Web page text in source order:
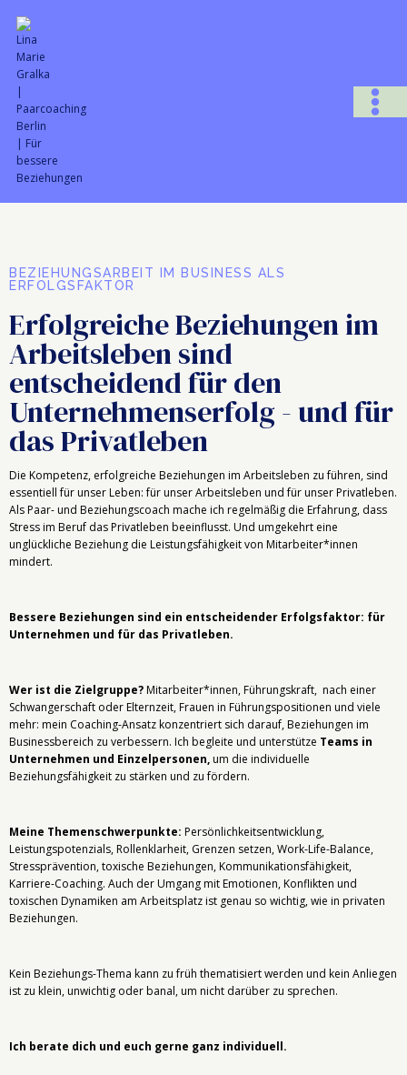
BEZIEHUNGSARBEIT IM BUSINESS ALS
ERFOLGSFAKTOR
Erfolgreiche Beziehungen im
Arbeitsleben sind
entscheidend für den
Unternehmenserfolg - und für
das Privatleben
Die Kompetenz, erfolgreiche Beziehungen im Arbeitsleben zu führen, sind
essentiell für unser Leben: für unser Arbeitsleben und für unser Privatleben.
Als Paar- und Beziehungscoach mache ich regelmäßig die Erfahrung, dass
Stress im Beruf das Privatleben beeinflusst. Und umgekehrt eine
unglückliche Beziehung die Leistungsfähigkeit von Mitarbeiter*innen
mindert.
Bessere Beziehungen sind ein entscheidender Erfolgsfaktor: für
Unternehmen und für das Privatleben.
Wer ist die Zielgruppe?Mitarbeiter*innen, Führungskraft, nach einer
Schwangerschaft oder Elternzeit, Frauen in Führungspositionen und viele
mehr: mein Coaching-Ansatz konzentriert sich darauf, Beziehungen im
Businessbereich zu verbessern. Ich begleite und unterstütze Teams in
Unternehmen und Einzelpersonen,um die individuelle
Beziehungsfähigkeit zu stärken und zu fördern.
Meine Themenschwerpunkte: Persönlichkeitsentwicklung,
Leistungspotenzials, Rollenklarheit, Grenzen setzen, Work-Life-Balance,
Stressprävention, toxische Beziehungen, Kommunikationsfähigkeit,
Karriere-Coaching. Auch der Umgang mit Emotionen, Konflikten und
toxischen Dynamiken am Arbeitsplatz ist genau so wichtig, wie in privaten
Beziehungen.
Kein Beziehungs-Thema kann zu früh thematisiert werden und kein Anliegen
ist zu klein, unwichtig oder banal, um nicht darüber zu sprechen.
Ich berate dich und euch gerne ganz individuell.